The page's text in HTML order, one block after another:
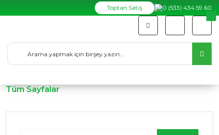
Toptan Satış 0 (533) 434 59 60
Tüm Sayfalar